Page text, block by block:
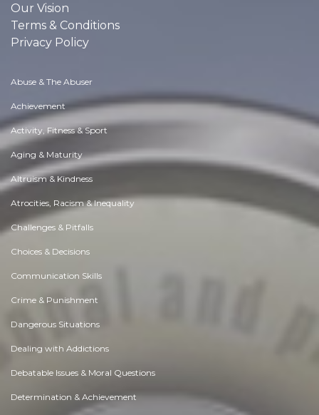
Our Vision
Terms & Conditions
Privacy Policy
Abuse & The Abuser
Achievement
Activity, Fitness & Sport
Aging & Maturity
Altruism & Kindness
Atrocities, Racism & Inequality
Challenges & Pitfalls
Choices & Decisions
Communication Skills
Crime & Punishment
Dangerous Situations
Dealing with Addictions
Debatable Issues & Moral Questions
Determination & Achievement